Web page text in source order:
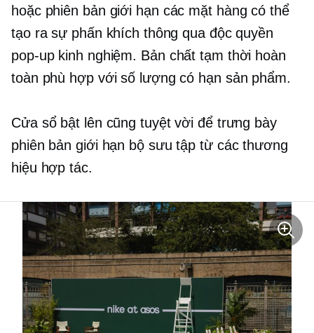
hoặc phiên bản giới hạn các mặt hàng có thể
tạo ra sự phấn khích thông qua độc quyền
pop-upkinh nghiệm. Bản chất tạm thời hoàn
toàn phù hợp vớisố lượng có hạn sản phẩm.
Cửa sổ bật lên cũng tuyệt vời để trưng bày
phiên bản giới hạn bộ sưu tập từ các thương
hiệu hợp tác.